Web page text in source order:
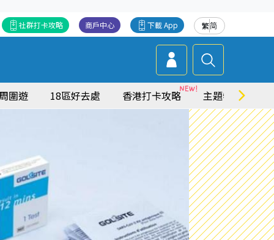
繁简
下載 App
商戶中心
社群打卡攻略
圍遊 18區好去處 香港打卡攻略 主題特集